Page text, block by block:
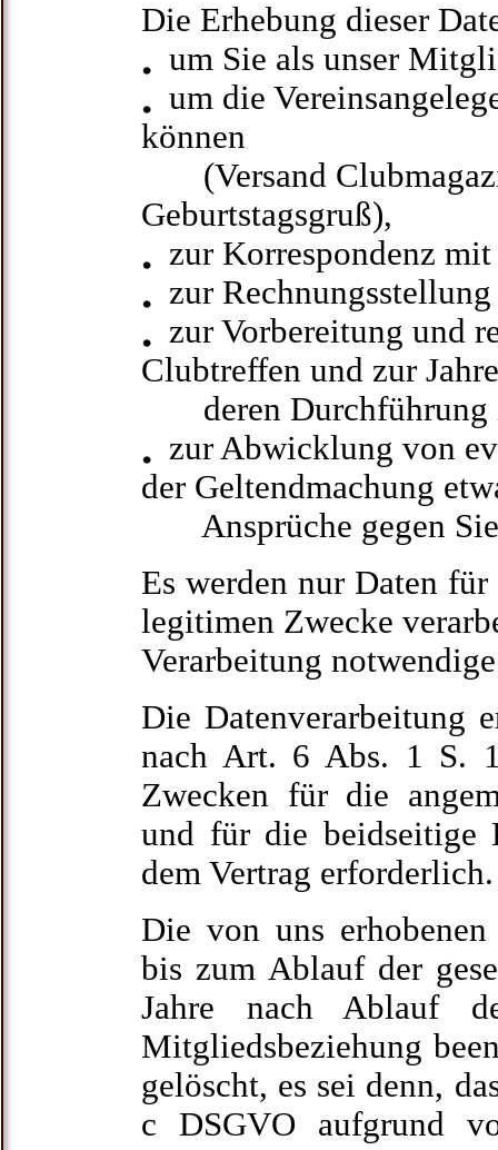
Die Erhebung dieser
um Sie als unser
um die
können
(Versand
Geburtstagsgruß),
zur Korrespondenz
zur
zur Vorbereitung und
Clubtreffen und zur
deren Durchführung
zur Abwicklung von
der Geltendmachung
Ansprüche gegen
Es werden nur Daten
legitimen Zwecke
Verarbeitung
Die Datenverarbeitung
nach Art. 6 Abs. 1 S.
Zwecken für die
und für die beidseitige
dem Vertrag erforderlich.
Die von uns erhobenen
bis zum Ablauf der
Jahre nach Ablauf
Mitgliedsbeziehung
gelöscht, es sei denn,
c DSGVO aufgrund